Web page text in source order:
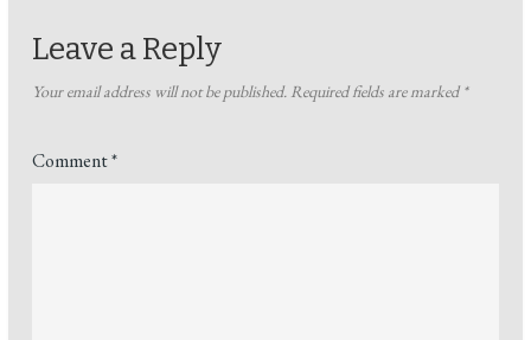
Leave a Reply
Your email address will not be published. Required fields are marked*
Comment*